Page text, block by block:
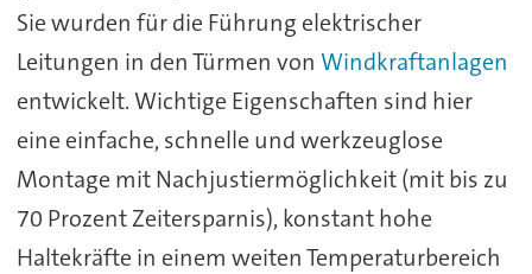
Sie wurden für die Führung elektrischer
Leitungen in den Türmen von Windkraftanlagen
entwickelt. Wichtige Eigenschaften sind hier
eine einfache, schnelle und werkzeuglose
Montage mit Nachjustiermöglichkeit (mit bis zu
70 Prozent Zeitersparnis), konstant hohe
Haltekräfte in einem weiten Temperaturbereich